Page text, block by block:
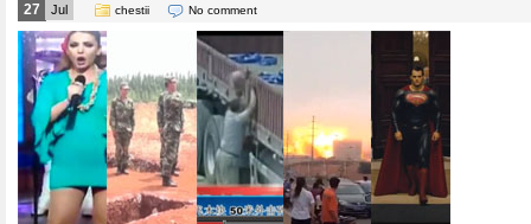
27 Jul chestii No comment